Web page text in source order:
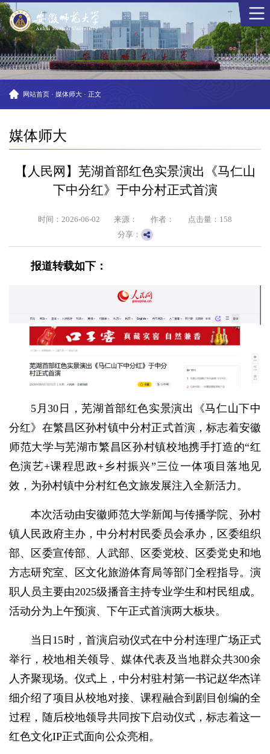
网站首页 · 媒体师大 · 正文
媒体师大
【人民网】芜湖首部红色实景演出《马仁山
下中分红》于中分村正式首演
时间：2026-06-02 来源： 作者： 点击量： 158
分享：
报道转载如下：
5月30日，芜湖首部红色实景演出《马仁山下中
分红》在繁昌区孙村镇中分村正式首演，标志着安徽
师范大学与芜湖市繁昌区孙村镇校地携手打造的“红
色演艺+课程思政+乡村振兴”三位一体项目落地见
效，为孙村镇中分村红色文旅发展注入全新活力。
本次活动由安徽师范大学新闻与传播学院、孙村
镇人民政府主办，中分村村民委员会承办，区委组织
部、区委宣传部、人武部、区委党校、区委党史和地
方志研究室、区文化旅游体育局等部门全程指导。演
职人员主要由2025级播音主持专业学生和村民组成。
活动分为上午预演、下午正式首演两大板块。
当日15时，首演启动仪式在中分村连理广场正式
举行，校地相关领导、媒体代表及当地群众共300余
人齐聚现场。仪式上，中分村驻村第一书记赵华杰详
细介绍了项目从校地对接、课程融合到剧目创编的全
过程，随后校地领导共同按下启动仪式，标志着这一
红色文化IP正式面向公众亮相。